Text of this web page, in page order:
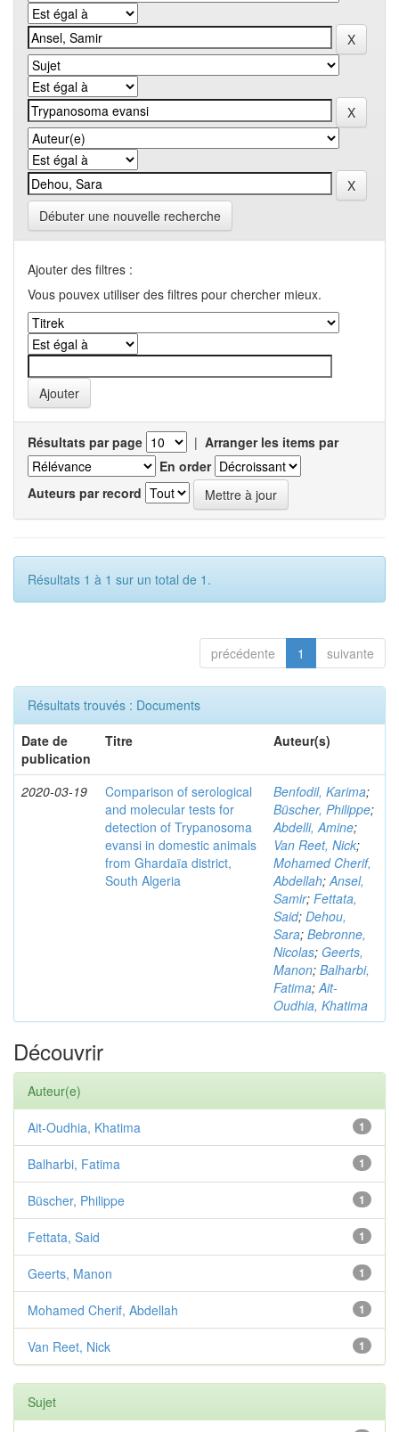
Débuter une nouvelle recherche
Ajouter des filtres :
Vous pouvex utiliser des filtres pour chercher mieux.
Résultats par page | Arranger les items par
En order
Auteurs par record
Résultats 1 à 1 sur un total de 1.
précédente 1 suivante
Résultats trouvés : Documents
Date de
publication
Titre Auteur(s)
2020-03-19
Comparison of serological
and molecular tests for
detection of Trypanosoma
evansi in domestic animals
from Ghardaïa district,
South Algeria
Benfodil, Karima;
Büscher, Philippe;
Abdelli, Amine;
Van Reet, Nick;
Mohamed Cherif,
Abdellah;Ansel,
Samir; Fettata,
Said; Dehou,
Sara; Bebronne,
Nicolas; Geerts,
Manon; Balharbi,
Fatima;Ait-
Oudhia, Khatima
Découvrir
Auteur(e)
1
Ait-Oudhia, Khatima
1
Balharbi, Fatima
1
Büscher, Philippe
1
Fettata, Said
1
Geerts, Manon
1
Mohamed Cherif, Abdellah
1
Van Reet, Nick
Sujet